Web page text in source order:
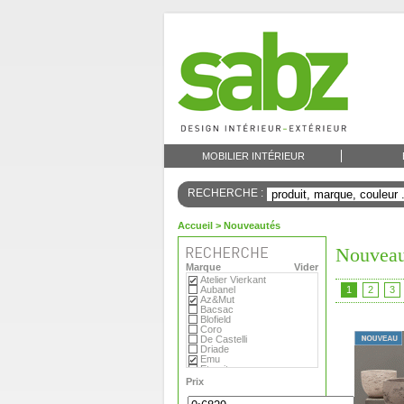
MOBILIER INTÉRIEUR
RECHERCHE :
Accueil > Nouveautés
Vider
Marque
Atelier Vierkant
Aubanel
Az&Mut
Bacsac
Blofield
Coro
De Castelli
Driade
Emu
Eternit
Eva Solo
Extremis
Fermob
Prix
1 2 3